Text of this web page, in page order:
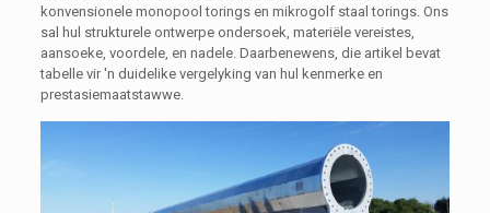
konvensionele monopool torings en mikrogolf staal torings. Ons
sal hul strukturele ontwerpe ondersoek, materiële vereistes,
aansoeke, voordele, en nadele. Daarbenewens, die artikel bevat
tabelle vir 'n duidelike vergelyking van hul kenmerke en
prestasiemaatstawwe.